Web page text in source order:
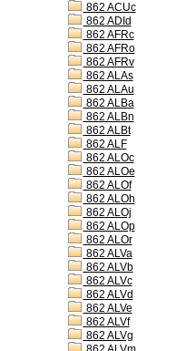
862 ACUc
862 ADId
862 AFRc
862 AFRo
862 AFRv
862 ALAs
862 ALAu
862 ALBa
862 ALBn
862 ALBt
862 ALF
862 ALOc
862 ALOe
862 ALOf
862 ALOh
862 ALOj
862 ALOp
862 ALOr
862 ALVa
862 ALVb
862 ALVc
862 ALVd
862 ALVe
862 ALVf
862 ALVg